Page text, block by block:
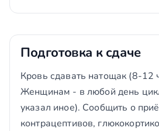
Подготовка к сдаче
Кровь сдавать натощак (8-12
Женщинам - в любой день
указал иное). Сообщить о
контрацептивов,